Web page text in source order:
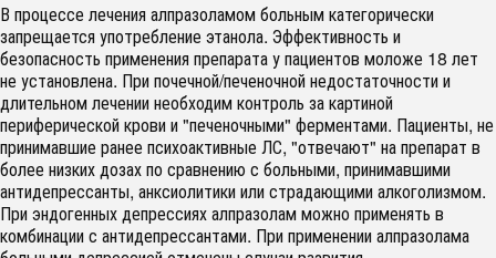
В процессе лечения алпразоламом больным категорически
запрещается употребление этанола. Эффективность и
безопасность применения препарата у пациентов моложе 18 лет
не установлена. При почечной/печеночной недостаточности и
длительном лечении необходим контроль за картиной
периферической крови и "печеночными" ферментами. Пациенты, не
принимавшие ранее психоактивные ЛС, "отвечают" на препарат в
более низких дозах по сравнению с больными, принимавшими
антидепрессанты, анксиолитики или страдающими алкоголизмом.
При эндогенных депрессиях алпразолам можно применять в
комбинации с антидепрессантами. При применении алпразолама